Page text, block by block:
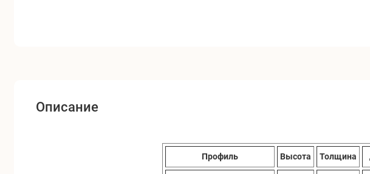
Описание
Профиль Высота Толщина